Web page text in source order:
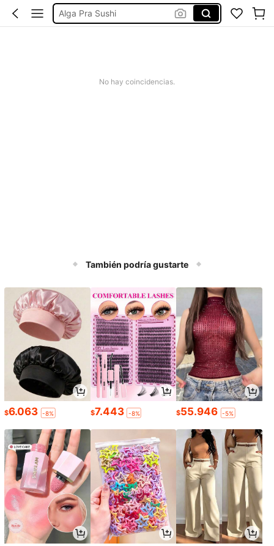
Alga Pra Sushi
Temperos Naturais E Condimentos
Folha De Alga Para Sushi
No hay coincidencias.
También podría gustarte
$6.063 -8% $7.443 -8% $55.946 -5%